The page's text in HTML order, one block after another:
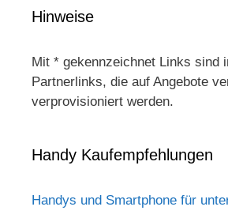
Hinweise
Mit * gekennzeichnet Links sind
Partnerlinks, die auf Angebote
verprovisioniert werden.
Handy Kaufempfehlungen
Handys und Smartphone für